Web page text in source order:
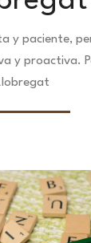
y paciente,
y